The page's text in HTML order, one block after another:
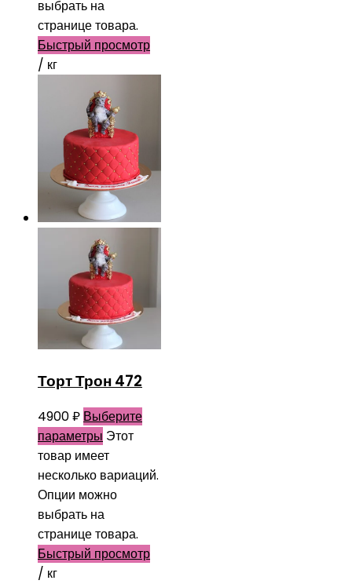
выбрать на
странице товара.
Быстрый просмотр
/ кг
Торт Трон 472
4900₽ Выберите
параметры Этот
товар имеет
несколько вариаций.
Опции можно
выбрать на
странице товара.
Быстрый просмотр
/ кг